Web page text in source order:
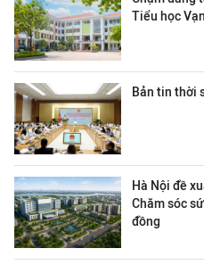
Tiểu học
Bản tin thời
Hà Nội đề
Chăm sóc
đồng